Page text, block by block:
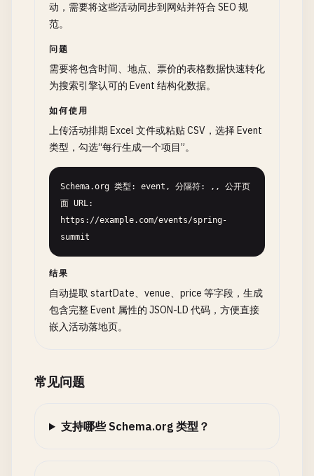
动，需要将这些活动同步到网站并符合 SEO 规
范。
问题
需要将包含时间、地点、票价的表格数据快速转化
为搜索引擎认可的 Event 结构化数据。
如何使用
上传活动排期 Excel 文件或粘贴 CSV，选择 Event
类型，勾选“每行生成一个项目”。
Schema.org 类型: event, 分隔符: ,, 公开页
面 URL:
https://example.com/events/spring-
summit
结果
自动提取 startDate、venue、price 等字段，生成
包含完整 Event 属性的 JSON-LD 代码，方便直接
嵌入活动落地页。
常见问题
支持哪些 Schema.org 类型？